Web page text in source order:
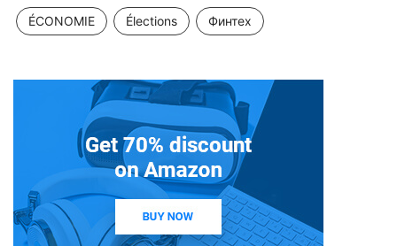
ÉCONOMIE Élections Финтех